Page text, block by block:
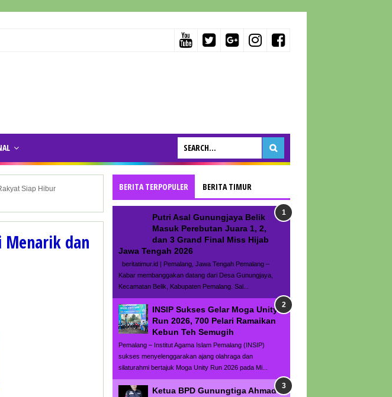
Siap Hibur
Menarik dan
BERITA TERPOPULER BERITA TIMUR
Putri Asal Gunungjaya Belik
Masuk Perebutan Juara 1, 2,
dan 3 Grand Final Miss Hijab
Jawa Tengah 2026
beritatimur.id | Pemalang, Jawa Tengah Pemalang –
Kabar membanggakan datang dari Desa Gunungjaya,
Kecamatan Belik, Kabupaten Pemalang. Sal...
INSIP Sukses Gelar Moga Unity
Run 2026, 700 Pelari Ramaikan
Kebun Teh Semugih
Pemalang – Institut Agama Islam Pemalang (INSIP)
sukses menyelenggarakan ajang olahraga dan
silaturahmi bertajuk Moga Unity Run 2026 pada Mi...
Ketua BPD Gunungtiga Ahmad